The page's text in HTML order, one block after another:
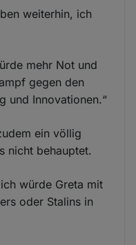
weiterhin, ich
mehr Not und
gegen den
und Innovationen.“
ein völlig
nicht behauptet.
würde Greta mit
oder Stalins in